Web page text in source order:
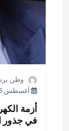
وطن
أغسطس 5, 2026
أزمة
في جذور